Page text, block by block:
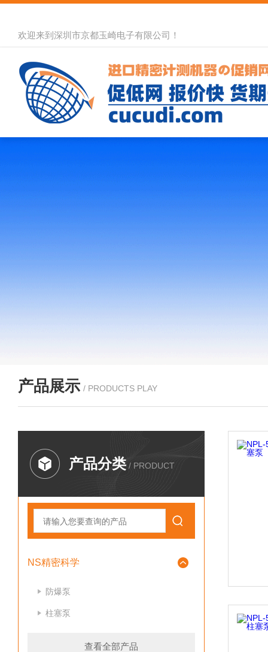
欢迎来到深圳市京都玉崎电子有限公司！
产品展示 / PRODUCTS PLAY
产品分类 / PRODUCT
NS精密科学
防爆泵
柱塞泵
查看全部产品